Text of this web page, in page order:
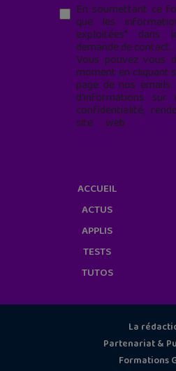
En soumettant ce
que les
exploitées*
demande de contact.
Vous pouvez vous
moment en cliquant
page de nos
d'informations sur
confidentialité,
site web
ACCUEIL
ACTUS
APPLIS
TESTS
TUTOS
La
Partenariat &
Formations